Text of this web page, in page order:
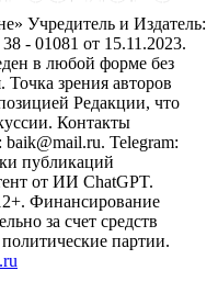
Учредитель и Издатель:
01081 от 15.11.2023.
в любой форме без
Точка зрения авторов
Редакции, что
Контакты
Telegram:
публикаций
от ИИ ChatGPT.
Финансирование
за счет средств
партии.